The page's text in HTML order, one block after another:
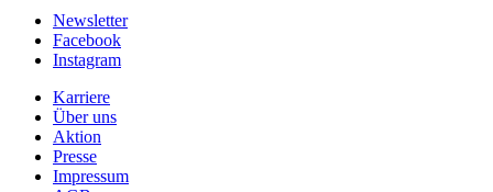
Newsletter
Facebook
Instagram
Karriere
Über uns
Aktion
Presse
Impressum